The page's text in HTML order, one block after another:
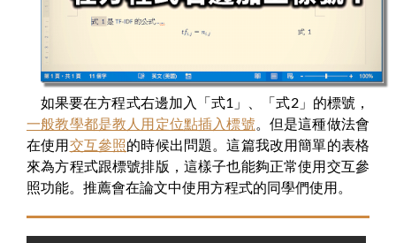
如果要在方程式右邊加入「式1」、「式2」的標號，
一般教學都是教人用定位點插入標號 。但是這種做法會
在使用交互參照的時候出問題。這篇我改用簡單的表格
來為方程式跟標號排版，這樣子也能夠正常使用交互參
照功能。推薦會在論文中使用方程式的同學們使用。